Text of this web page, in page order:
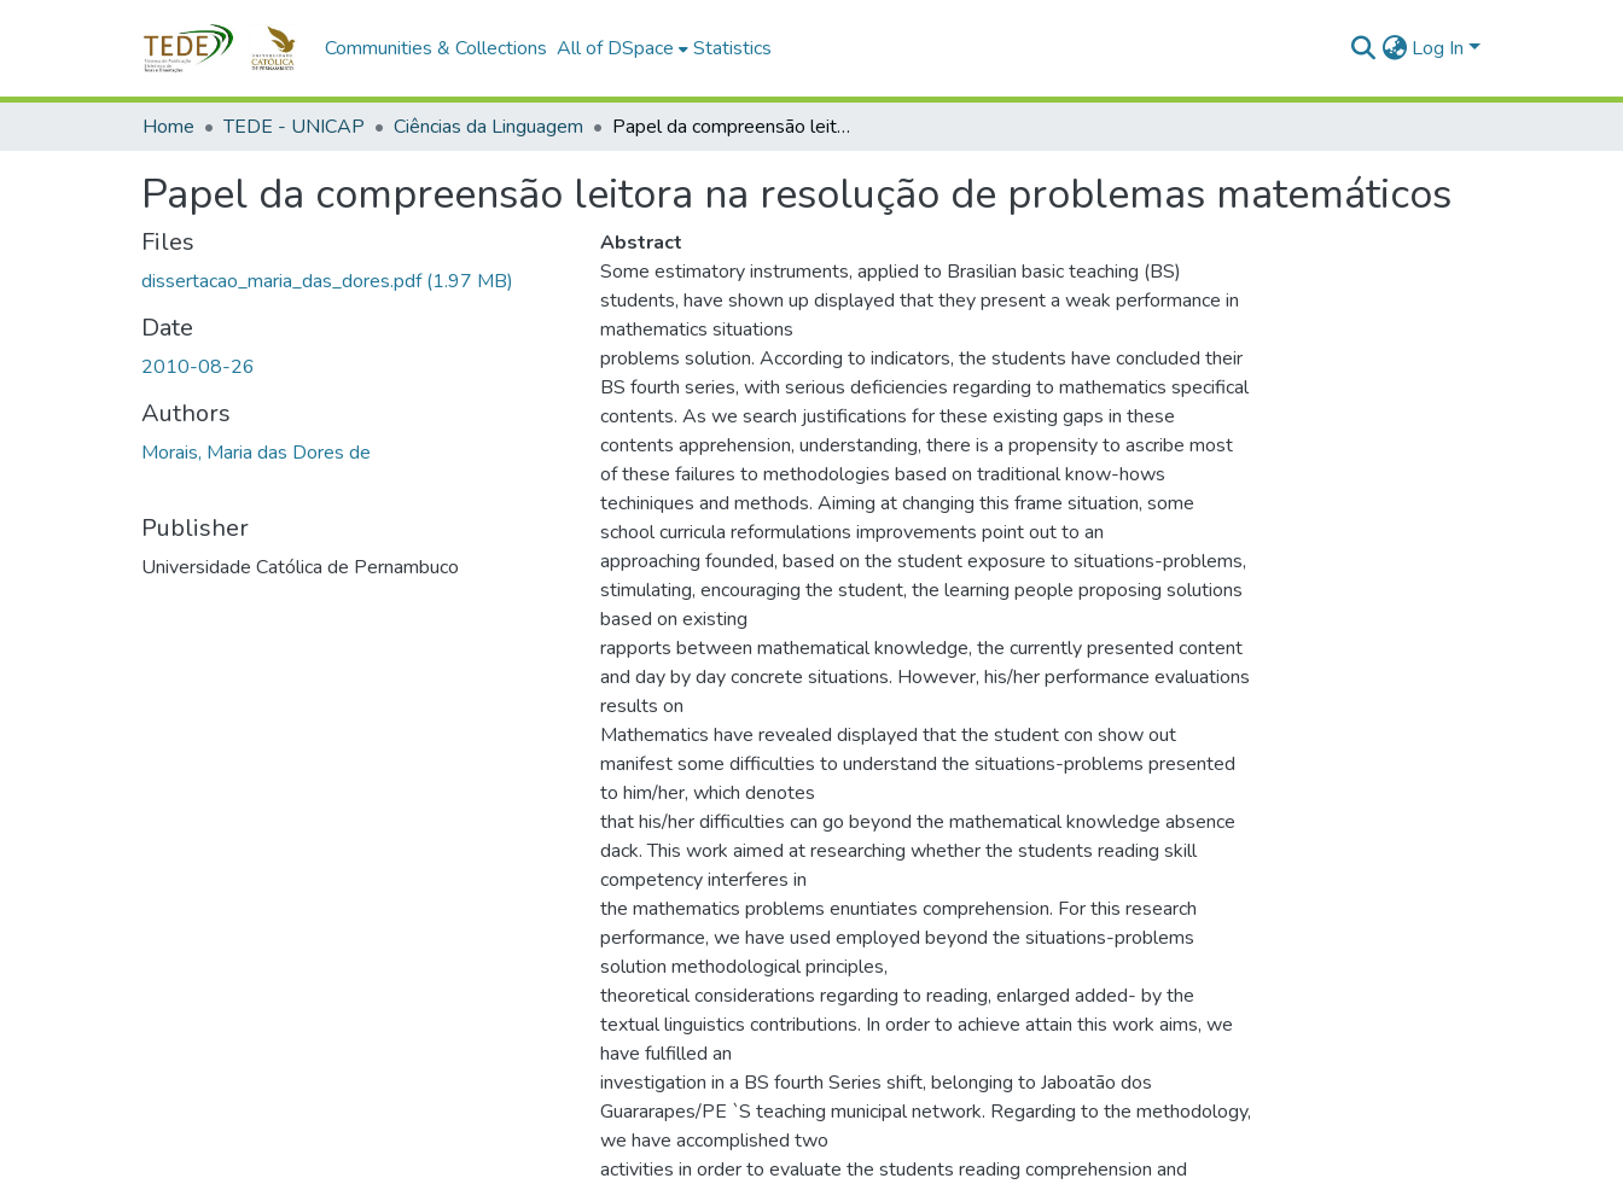
Communities & Collections All of DSpace Statistics Log In
Home TEDE - UNICAP Ciências da Linguagem Papel da compreensão leitora na resolução de problemas matemáticos
Papel da compreensão leitora na resolução de problemas matemáticos
Files
dissertacao_maria_das_dores.pdf(1.97 MB)
Date
2010-08-26
Authors
Morais, Maria das Dores de
Publisher
Universidade Católica de Pernambuco
Abstract
Some estimatory instruments, applied to Brasilian basic teaching (BS)
students, have shown up displayed that they present a weak performance in
mathematics situations
problems solution. According to indicators, the students have concluded their
BS fourth series, with serious deficiencies regarding to mathematics specifical
contents. As we search justifications for these existing gaps in these
contents apprehension, understanding, there is a propensity to ascribe most
of these failures to methodologies based on traditional know-hows
techiniques and methods. Aiming at changing this frame situation, some
school curricula reformulations improvements point out to an
approaching founded, based on the student exposure to situations-problems,
stimulating, encouraging the student, the learning people proposing solutions
based on existing
rapports between mathematical knowledge, the currently presented content
and day by day concrete situations. However, his/her performance evaluations
results on
Mathematics have revealed displayed that the student con show out
manifest some difficulties to understand the situations-problems presented
to him/her, which denotes
that his/her difficulties can go beyond the mathematical knowledge absence
dack. This work aimed at researching whether the students reading skill
competency interferes in
the mathematics problems enuntiates comprehension. For this research
performance, we have used employed beyond the situations-problems
solution methodological principles,
theoretical considerations regarding to reading, enlarged added- by the
textual linguistics contributions. In order to achieve attain this work aims, we
have fulfilled an
investigation in a BS fourth Series shift, belonging to Jaboatão dos
Guararapes/PE `S teaching municipal network. Regarding to the methodology,
we have accomplished two
activities in order to evaluate the students reading comprehension and